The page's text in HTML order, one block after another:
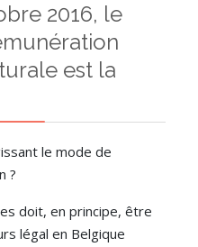
2016, le
est la
le mode de
?
doit, en principe, être
légal en Belgique